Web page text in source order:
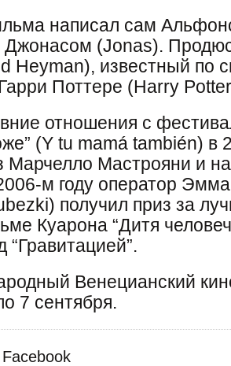
написал сам
(Jonas).
Heyman), известный по
Поттере (Harry
отношения с
(Y tu mamá también) в
Марчелло Мастрояни и
м году оператор
получил приз за
Куарона “Дитя
“Гравитацией”.
Венецианский
7 сентября.